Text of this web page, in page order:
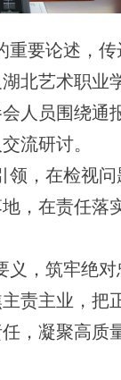
要论述，传
北艺术职业
人员围绕通
流研讨。
，在检视
，在责任落
，筑牢绝
责主业，把
，凝聚高质